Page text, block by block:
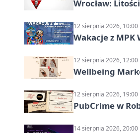
Wrocław:
12 sierpnia 2026, 10:00
Wakacje z MPK
12 sierpnia 2026, 12:00
Wellbeing
12 sierpnia 2026, 19:00
PubCrime w
14 sierpnia 2026, 20:00